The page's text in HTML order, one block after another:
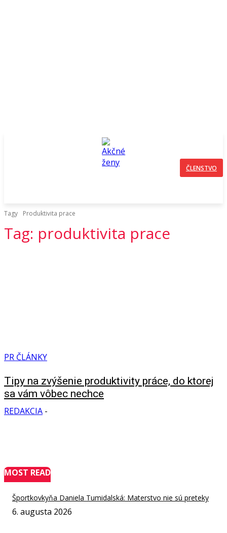
ČLENSTVO
Tagy Produktivita prace
Tag: produktivita prace
PR ČLÁNKY
Tipy na zvýšenie produktivity práce, do ktorej
sa vám vôbec nechce
REDAKCIA -
MOST READ
Športkovkyňa Daniela Tumidalská: Materstvo nie sú preteky
6. augusta 2026